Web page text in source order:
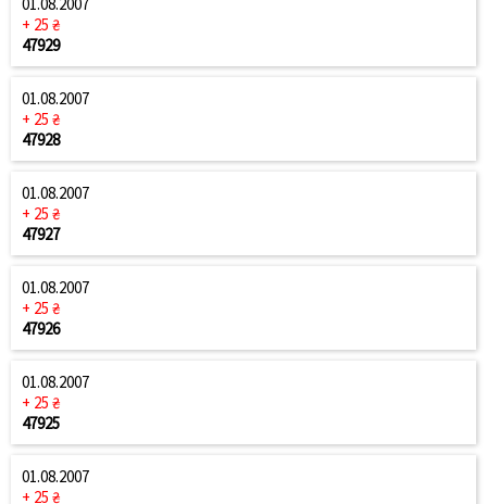
+ 25 ₴
47929
01.08.2007
+ 25 ₴
47928
01.08.2007
+ 25 ₴
47927
01.08.2007
+ 25 ₴
47926
01.08.2007
+ 25 ₴
47925
01.08.2007
+ 25 ₴